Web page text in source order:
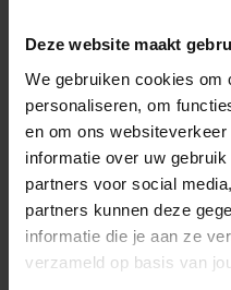
Deze website maakt
We gebruiken cookies om
personaliseren, om
en om ons
informatie over uw
partners voor social
partners kunnen deze
informatie die je aan ze
verzameld op basis van
voor elke
organisatie
In een tijd waarin
het AVG OK-vignet
privacy serieus neemt
laat zien dat je de
de gegevens van je
beschermen.
Lees meer